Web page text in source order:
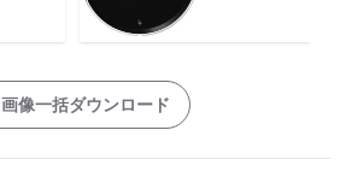
画像一括ダウンロード